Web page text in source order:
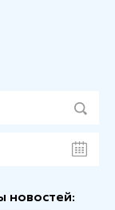
новостей: